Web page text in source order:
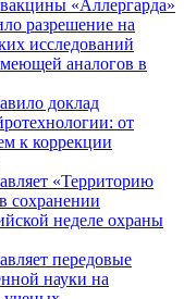
«Аллергарда»
разрешение на
исследований
аналогов в
доклад
от
к коррекции
«Территорию
сохранении
неделе охраны
передовые
науки на